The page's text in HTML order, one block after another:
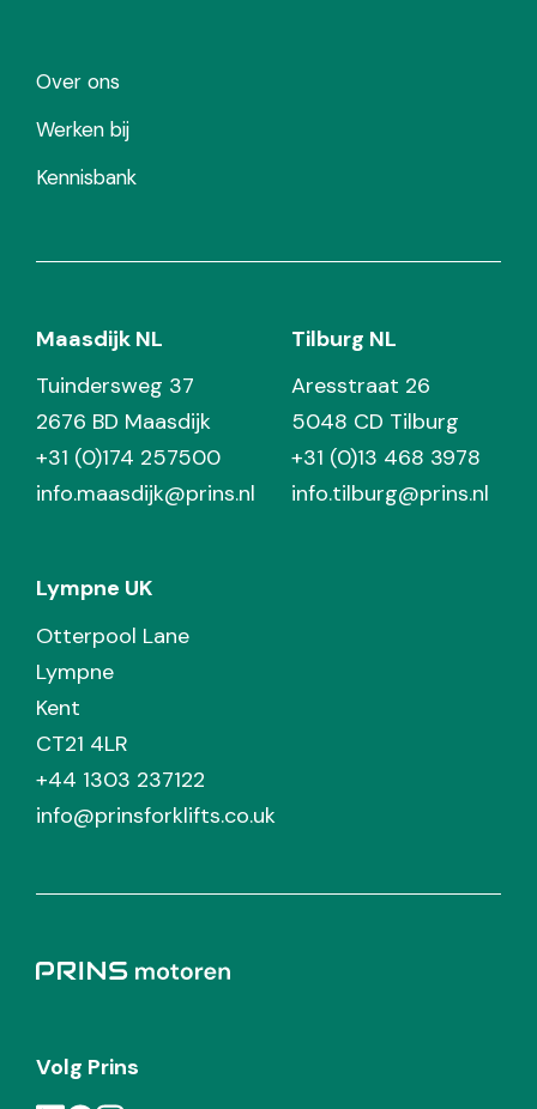
Over ons
Werken bij
Kennisbank
Maasdijk NL
Tuindersweg 37
2676 BD Maasdijk
+31 (0)174 257500
info.maasdijk@prins.nl
Tilburg NL
Aresstraat 26
5048 CD Tilburg
+31 (0)13 468 3978
info.tilburg@prins.nl
Lympne UK
Otterpool Lane
Lympne
Kent
CT21 4LR
+44 1303 237122
info@prinsforklifts.co.uk
Volg Prins